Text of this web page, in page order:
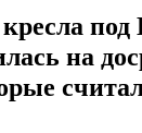
под
на